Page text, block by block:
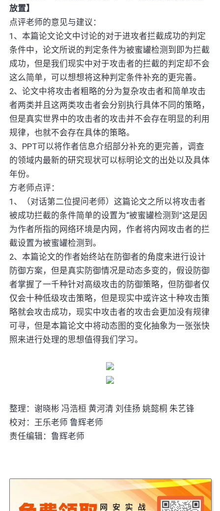
放置】
点评老师的意见与建议：
1、本篇论文论文中讨论的对于进攻者拦截成功的判定
条件中，论文所说的判定条件为被蜜罐检测到即为拦截
成功，但是我们现实中对于攻击者的拦截的判定却不会
这么简单，可以想想将这种判定条件补充的更完善。
2、论文中将攻击者粗略的分为复杂攻击者和简单攻击
者两类并且这两类攻击者会分别执行具体不同的策略，
但是真实世界中的攻击者的攻击并不会存在明显的利用
规律，也就不会存在具体的策略。
3、PPT可以将作者信息介绍部分补充的更完善，调查
的领域内最新的研究现状可以标明论文的出处以及具体
年份。
方老师点评：
1、（对话第二位提问老师）这篇论文之所以将攻击者
被成功拦截的条件简单的设置为“被蜜罐检测到”这是因
为作者所指的网络环境是内网，作者将内网攻击者的拦
截设置为被蜜罐检测到。
2、本篇论文的作者始终站在防御者的角度来进行设计
防御方案，但是真实防御情况是动态多变的，假设防御
者掌握了一千种针对高级攻击的防御策略，但防御者仅
仅会十种低级攻击策略，但是现实中或许这十种攻击策
略就会攻击成功，现实中攻击者的攻击会更加没有规律
可寻，但是本篇论文中将动态图的变化抽象为一张张快
照来进行处理的思想值得我们学习。
整理：谢晓彬 冯浩桓 黄河清 刘佳扬 姚懿桐 朱艺锋
校对：王乐老师 鲁辉老师
责任编辑：鲁辉老师